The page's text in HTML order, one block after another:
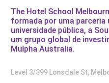
CONSULTORES
SOBRE A WEST 1
The Hotel School
formada por uma parceria
universidade pública, a
um grupo global de
Mulpha Australia.
Level 3/399 Lonsdale St,